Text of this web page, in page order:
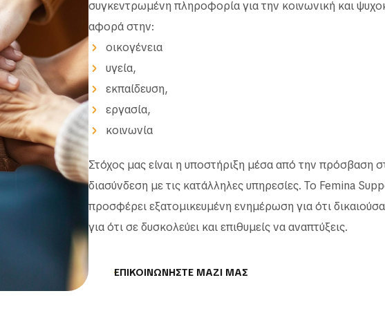
συγκεντρωμένη πληροφορία για την κοινωνική και
αφορά στην:
οικογένεια
υγεία,
εκπαίδευση,
εργασία,
κοινωνία
Στόχος μας είναι η υποστήριξη μέσα από την πρόσβαση
διασύνδεση με τις κατάλληλες υπηρεσίες. Το Femina
προσφέρει εξατομικευμένη ενημέρωση για ότι
για ότι σε δυσκολεύει και επιθυμείς να αναπτύξεις.
ΕΠΙΚΟΙΝΩΝΗΣΤΕ ΜΑΖΙ ΜΑΣ